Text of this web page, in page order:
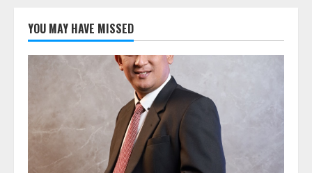
YOU MAY HAVE MISSED